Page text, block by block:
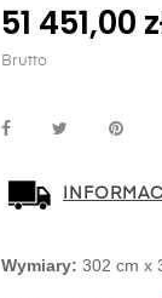
51 451,00
Brutto
Wymiary: 302 cm x